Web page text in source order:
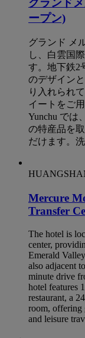
グランド
ープン)
グランド メ
し、白雲国
す。地下鉄2
のデザイン
り入れられ
イートをご
Yunchu では
の特産品を
だけます。
Mercure
Transfer
The hotel is
center,
Emerald
also adjacent
minute drive
hotel features
restaurant, a
room, offering
and leisure